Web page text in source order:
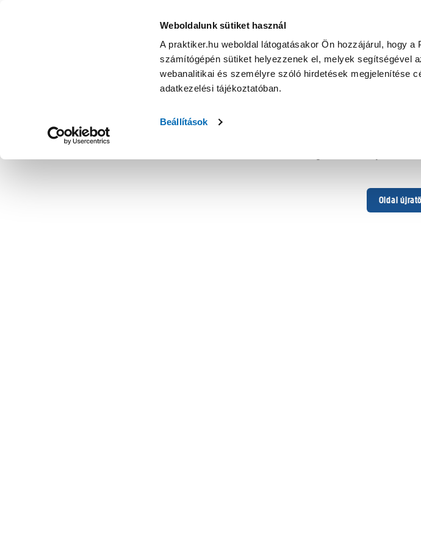
Weboldalunk sütiket használ
A praktiker.hu weboldal látogatásakor Ön hozzájárul, hogy
számítógépén sütiket helyezzenek el, melyek segítségével
webanalitikai és személyre szóló hirdetések megjelenítése
adatkezelési tájékoztatóban.
Beállítások
Oldal